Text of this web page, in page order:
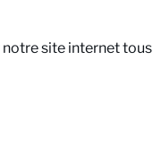
notre site internet tous